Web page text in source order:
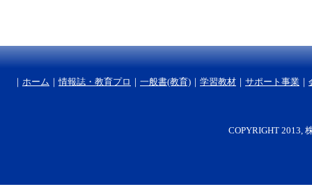
｜ ホーム ｜情報誌・教育プロ ｜ 一般書(教育) ｜ 学習教材 ｜ サポート事業 ｜
COPYRIGHT 2013,